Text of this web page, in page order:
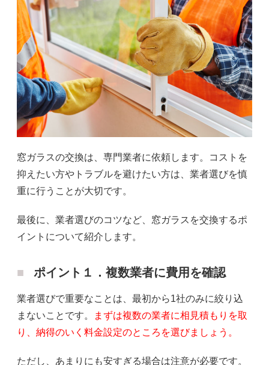
窓ガラスの交換は、専門業者に依頼します。コストを
抑えたい方やトラブルを避けたい方は、業者選びを慎
重に行うことが大切です。
最後に、業者選びのコツなど、窓ガラスを交換するポ
イントについて紹介します。
ポイント１．複数業者に費用を確認
業者選びで重要なことは、最初から1社のみに絞り込
まないことです。
まずは複数の業者に相見積もりを取
り、納得のいく料金設定のところを選びましょう。
ただし、あまりにも安すぎる場合は注意が必要です。